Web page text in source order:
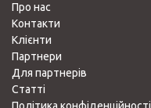
Про нас
Контакти
Клієнти
Партнери
Для партнерів
Статті